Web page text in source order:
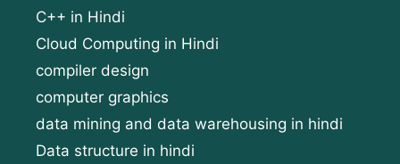
C++ in Hindi
Cloud Computing in Hindi
compiler design
computer graphics
data mining and data warehousing in hindi
Data structure in hindi